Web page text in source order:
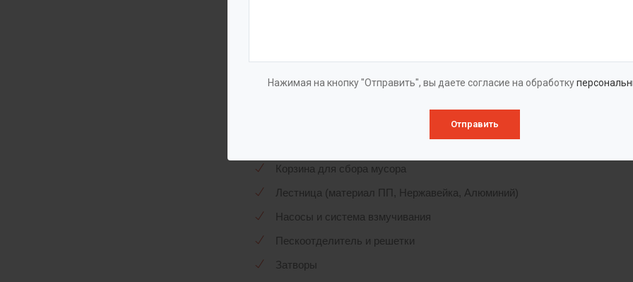
Нажимая на кнопку "Отправить", вы даете согласие на обработку
Отправить
Установка поставляется в виде одного или нескольких отдельных
оборудованием, что позволяет в короткий срок произвести их монтаж
Комплектация
Корзина для сбора мусора
Лестница (материал ПП, Нержавейка, Алюминий)
Насосы и система взмучивания
Пескоотделитель и решетки
Затворы